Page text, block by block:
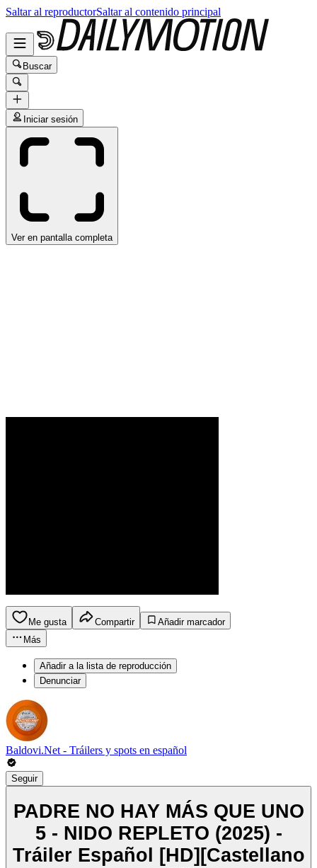
Saltar al reproductorSaltar al contenido principal
Buscar
Iniciar sesión
Ver en pantalla completa
Me gusta Compartir
Añadir marcador
Más
Añadir a la lista de reproducción
Denunciar
Baldovi.Net - Tráilers y spots en español
Seguir
PADRE NO HAY MÁS QUE UNO
5 - NIDO REPLETO (2025) -
Tráiler Español [HD][Castellano